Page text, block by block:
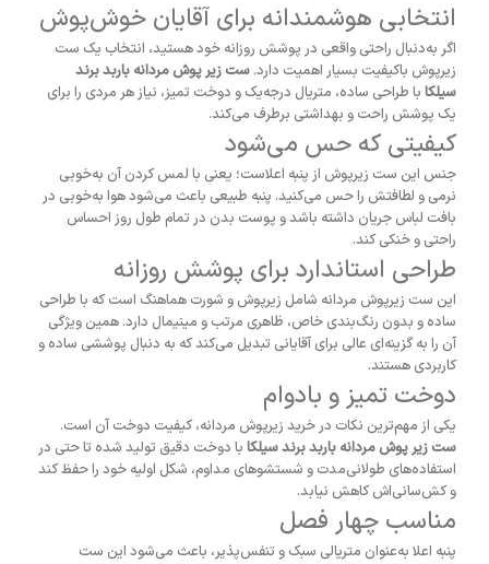
انتخابی هوشمندانه برای آقایان خوش‌پوش
اگر به‌دنبال راحتی واقعی در پوشش روزانه خود هستید، انتخاب یک ست
زیرپوش باکیفیت بسیار اهمیت دارد. ست زیر پوش مردانه باربد برند
سیلکا با طراحی ساده، متریال درجه‌یک و دوخت تمیز، نیاز هر مردی را برای
یک پوشش راحت و بهداشتی برطرف می‌کند.
کیفیتی که حس می‌شود
جنس این ست زیرپوش از پنبه اعلاست؛ یعنی با لمس کردن آن به‌خوبی
نرمی و لطافتش را حس می‌کنید. پنبه طبیعی باعث می‌شود هوا به‌خوبی در
بافت لباس جریان داشته باشد و پوست بدن در تمام طول روز احساس
راحتی و خنکی کند.
طراحی استاندارد برای پوشش روزانه
این ست زیرپوش مردانه شامل زیرپوش و شورت هماهنگ است که با طراحی
ساده و بدون رنگ‌بندی خاص، ظاهری مرتب و مینیمال دارد. همین ویژگی
آن را به گزینه‌ای عالی برای آقایانی تبدیل می‌کند که به دنبال پوششی ساده و
کاربردی هستند.
دوخت تمیز و بادوام
یکی از مهم‌ترین نکات در خرید زیرپوش مردانه، کیفیت دوخت آن است.
ست زیر پوش مردانه باربد برند سیلکا با دوخت دقیق تولید شده تا حتی در
استفاده‌های طولانی‌مدت و شستشوهای مداوم، شکل اولیه خود را حفظ کند
و کش‌سانی‌اش کاهش نیابد.
مناسب چهار فصل
پنبه اعلا به‌عنوان متریالی سبک و تنفس‌پذیر، باعث می‌شود این ست